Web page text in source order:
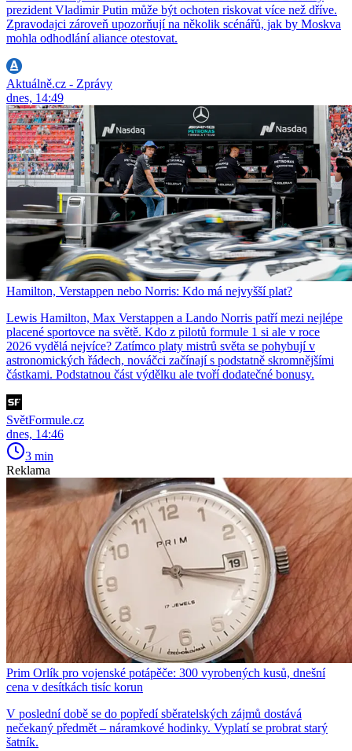
prezident Vladimir Putin může být ochoten riskovat více než dříve.
Zpravodajci zároveň upozorňují na několik scénářů, jak by Moskva
mohla odhodlání aliance otestovat.
Aktuálně.cz - Zprávy
dnes, 14:49
Hamilton, Verstappen nebo Norris: Kdo má nejvyšší plat?
Lewis Hamilton, Max Verstappen a Lando Norris patří mezi nejlépe
placené sportovce na světě. Kdo z pilotů formule 1 si ale v roce
2026 vydělá nejvíce? Zatímco platy mistrů světa se pohybují v
astronomických řádech, nováčci začínají s podstatně skromnějšími
částkami. Podstatnou část výdělku ale tvoří dodatečné bonusy.
SvětFormule.cz
dnes, 14:46
3 min
Reklama
Prim Orlík pro vojenské potápěče: 300 vyrobených kusů, dnešní
cena v desítkách tisíc korun
V poslední době se do popředí sběratelských zájmů dostává
nečekaný předmět – náramkové hodinky. Vyplatí se probrat starý
šatník.